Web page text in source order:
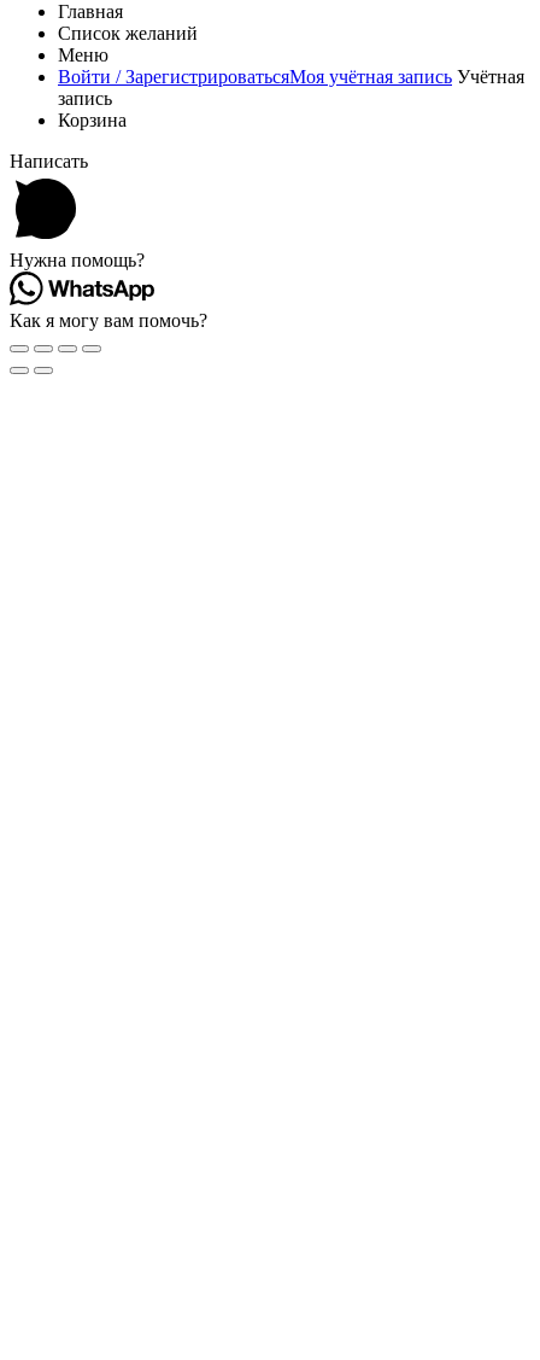
Главная
Список желаний
Меню
Войти / ЗарегистрироватьсяМоя учётная запись Учётная
запись
Корзина
Написать
Нужна помощь?
Как я могу вам помочь?